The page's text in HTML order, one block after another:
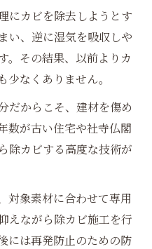
にカビを除去しようとす
い、逆に湿気を吸収しや
。その結果、以前よりカ
少なくありません。
だからこそ、建材を傷め
数が古い住宅や社寺仏閣
除カビする高度な技術が
対象素材に合わせて専用
えながら除カビ施工を行
には再発防止のための防